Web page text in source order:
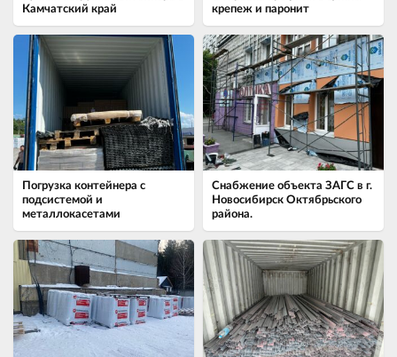
Камчатский край
крепеж и паронит
Погрузка контейнера с
подсистемой и
металлокасетами
Снабжение объекта ЗАГС в г.
Новосибирск Октябрьского
района.